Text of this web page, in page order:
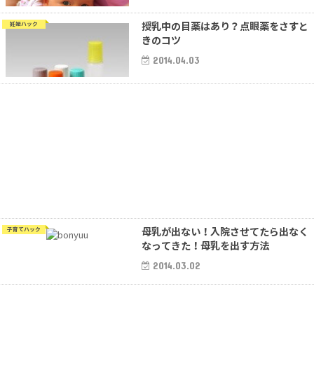
妊娠ハック
授乳中の目薬はあり？点眼薬をさすと
きのコツ
2014.04.03
子育てハック
母乳が出ない！入院させてたら出なく
なってきた！母乳を出す方法
2014.03.02